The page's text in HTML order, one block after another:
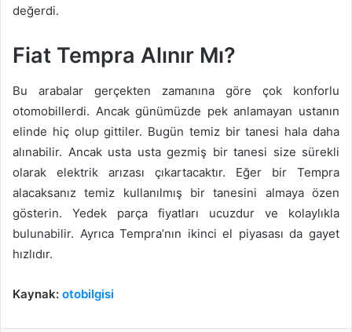
değerdi.
Fiat Tempra Alınır Mı?
Bu arabalar gerçekten zamanına göre çok konforlu
otomobillerdi. Ancak günümüzde pek anlamayan ustanın
elinde hiç olup gittiler. Bugün temiz bir tanesi hala daha
alınabilir. Ancak usta usta gezmiş bir tanesi size sürekli
olarak elektrik arızası çıkartacaktır. Eğer bir Tempra
alacaksanız temiz kullanılmış bir tanesini almaya özen
gösterin. Yedek parça fiyatları ucuzdur ve kolaylıkla
bulunabilir. Ayrıca Tempra’nın ikinci el piyasası da gayet
hızlıdır.
Kaynak: otobilgisi